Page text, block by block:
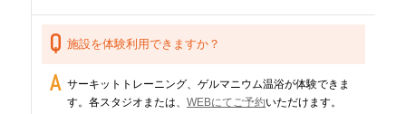
施設を体験利用できますか？
サーキットトレーニング、ゲルマニウム温浴が体験できま
す。各スタジオまたは、WEBにてご予約いただけます。